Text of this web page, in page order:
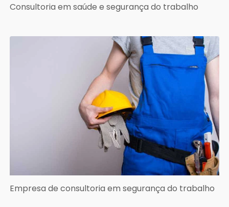
Consultoria em saúde e segurança do trabalho
Empresa de consultoria em segurança do trabalho